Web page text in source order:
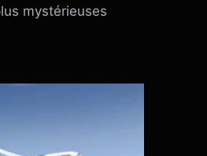
mystérieuses